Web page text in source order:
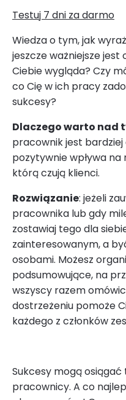
Testuj 7 dni za darmo
Wiedza o tym, jak
jeszcze ważniejsze jest
Ciebie wygląda? Czy
co Cię w ich pracy
sukcesy?
Dlaczego warto nad
pracownik jest
pozytywnie wpływa na
którą czują klienci.
Rozwiązanie: jeżeli
pracownika lub gdy
zostawiaj tego dla
zainteresowanym, a
osobami. Możesz
podsumowujące, na
wszyscy razem
dostrzeżeniu pomoże
każdego z członków
Sukcesy mogą
pracownicy. A co